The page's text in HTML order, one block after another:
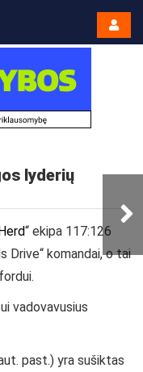
lyderių
“ ekipa 117:126
Drive“ komandai, o tai
vadovavusius
past.) yra sušiktas